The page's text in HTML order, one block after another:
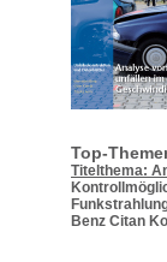
Top-
Titelthema:
Benz Citan